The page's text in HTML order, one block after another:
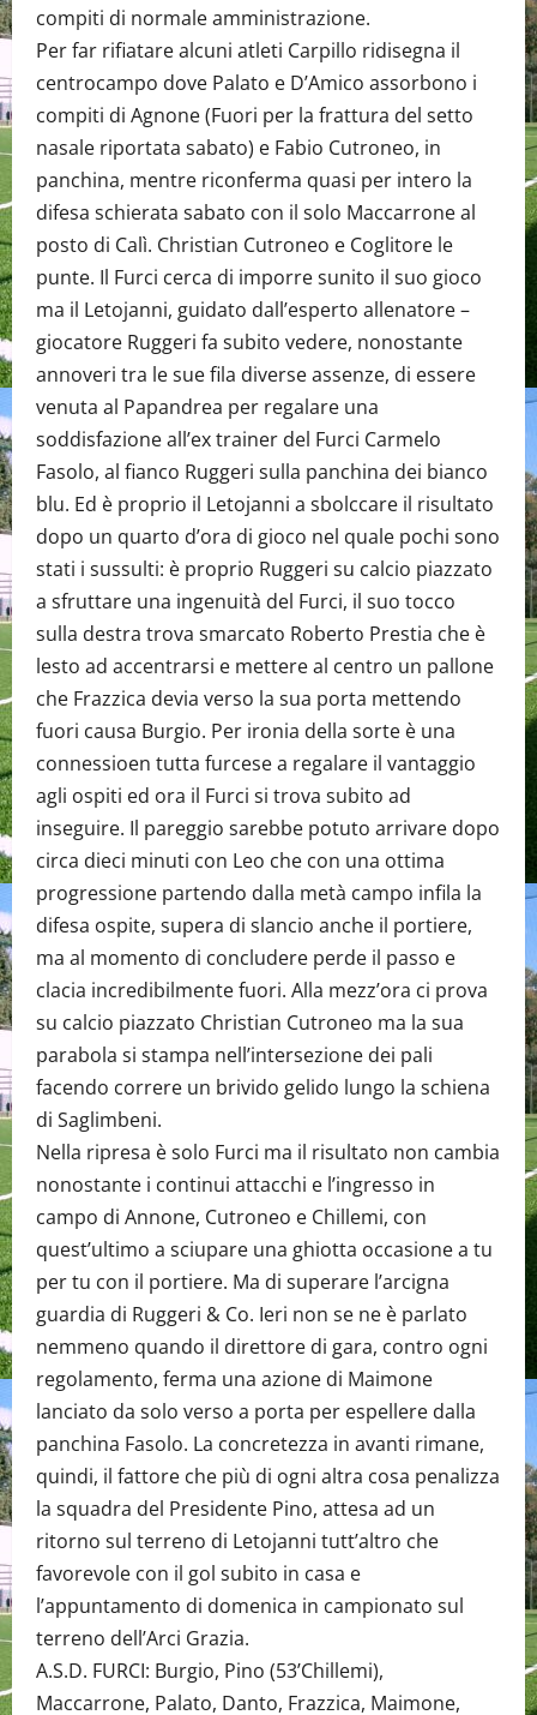
compiti di normale amministrazione.
Per far rifiatare alcuni atleti Carpillo ridisegna il
centrocampo dove Palato e D’Amico assorbono i
compiti di Agnone (Fuori per la frattura del setto
nasale riportata sabato) e Fabio Cutroneo, in
panchina, mentre riconferma quasi per intero la
difesa schierata sabato con il solo Maccarrone al
posto di Calì. Christian Cutroneo e Coglitore le
punte. Il Furci cerca di imporre sunito il suo gioco
ma il Letojanni, guidato dall’esperto allenatore –
giocatore Ruggeri fa subito vedere, nonostante
annoveri tra le sue fila diverse assenze, di essere
venuta al Papandrea per regalare una
soddisfazione all’ex trainer del Furci Carmelo
Fasolo, al fianco Ruggeri sulla panchina dei bianco
blu. Ed è proprio il Letojanni a sbolccare il risultato
dopo un quarto d’ora di gioco nel quale pochi sono
stati i sussulti: è proprio Ruggeri su calcio piazzato
a sfruttare una ingenuità del Furci, il suo tocco
sulla destra trova smarcato Roberto Prestia che è
lesto ad accentrarsi e mettere al centro un pallone
che Frazzica devia verso la sua porta mettendo
fuori causa Burgio. Per ironia della sorte è una
connessioen tutta furcese a regalare il vantaggio
agli ospiti ed ora il Furci si trova subito ad
inseguire. Il pareggio sarebbe potuto arrivare dopo
circa dieci minuti con Leo che con una ottima
progressione partendo dalla metà campo infila la
difesa ospite, supera di slancio anche il portiere,
ma al momento di concludere perde il passo e
clacia incredibilmente fuori. Alla mezz’ora ci prova
su calcio piazzato Christian Cutroneo ma la sua
parabola si stampa nell’intersezione dei pali
facendo correre un brivido gelido lungo la schiena
di Saglimbeni.
Nella ripresa è solo Furci ma il risultato non cambia
nonostante i continui attacchi e l’ingresso in
campo di Annone, Cutroneo e Chillemi, con
quest’ultimo a sciupare una ghiotta occasione a tu
per tu con il portiere. Ma di superare l’arcigna
guardia di Ruggeri & Co. Ieri non se ne è parlato
nemmeno quando il direttore di gara, contro ogni
regolamento, ferma una azione di Maimone
lanciato da solo verso a porta per espellere dalla
panchina Fasolo. La concretezza in avanti rimane,
quindi, il fattore che più di ogni altra cosa penalizza
la squadra del Presidente Pino, attesa ad un
ritorno sul terreno di Letojanni tutt’altro che
favorevole con il gol subito in casa e
l’appuntamento di domenica in campionato sul
terreno dell’Arci Grazia.
A.S.D. FURCI: Burgio, Pino (53’Chillemi),
Maccarrone, Palato, Danto, Frazzica, Maimone,